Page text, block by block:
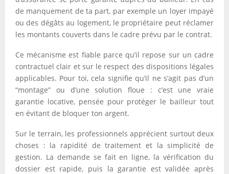
de manquement de ta part, par exemple un loyer impayé
ou des dégâts au logement, le propriétaire peut réclamer
les montants couverts dans le cadre prévu par le contrat.
Ce mécanisme est fiable parce qu’il repose sur un cadre
contractuel clair et sur le respect des dispositions légales
applicables. Pour toi, cela signifie qu’il ne s’agit pas d’un
“montage” ou d’une solution floue : c’est une vraie
garantie locative, pensée pour protéger le bailleur tout
en évitant de bloquer ton argent.
Sur le terrain, les professionnels apprécient surtout deux
choses : la rapidité de traitement et la simplicité de
gestion. La demande se fait en ligne, la vérification du
dossier est rapide, puis la garantie est validée après